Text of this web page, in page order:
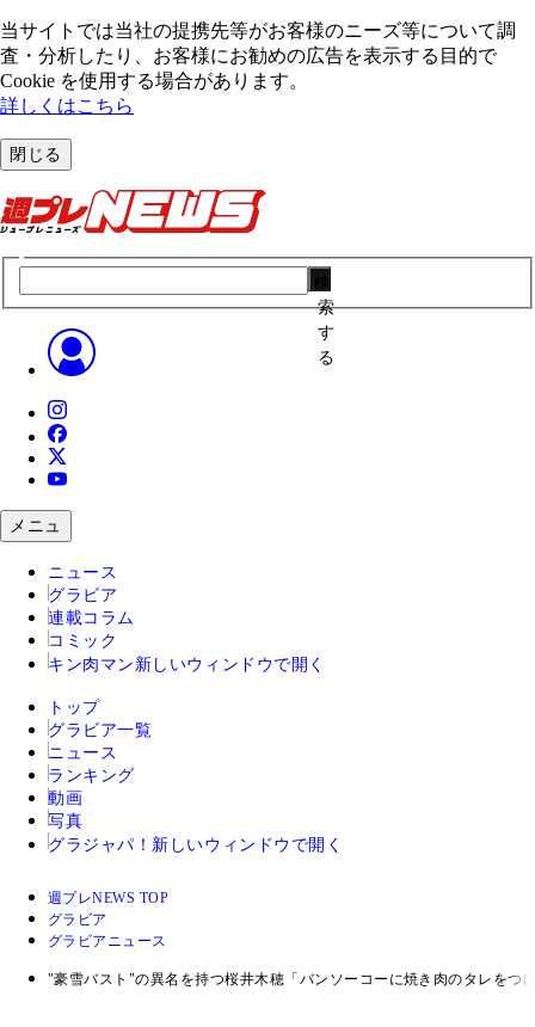
当サイトでは当社の提携先等がお客様のニーズ等について調
査・分析したり、お客様にお勧めの広告を表⽰する⽬的で
Cookie を使⽤する場合があります。
詳しくはこちら
閉じる
索
す
る
メニュ
ニュース
グラビア
連載コラム
コミック
キン肉マン 新しいウィンドウで開く
トップ
グラビア一覧
ニュース
ランキング
動画
写真
グラジャパ！ 新しいウィンドウで開く
週プレNEWS TOP
グラビア
グラビアニュース
"豪雪バスト"の異名を持つ桜井木穂「バンソーコーに焼き肉のタレをつ